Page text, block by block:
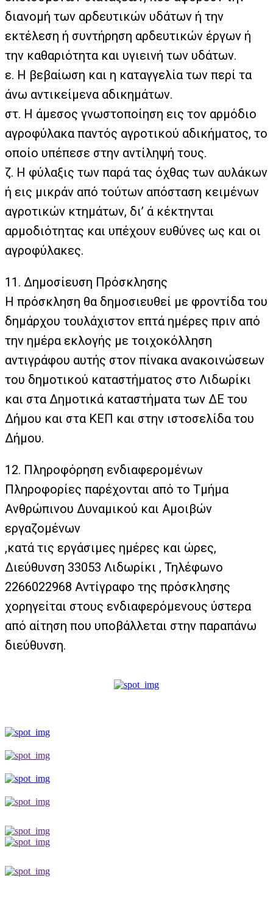
διανομή των αρδευτικών υδάτων ή την
εκτέλεση ή συντήρηση αρδευτικών έργων ή
την καθαριότητα και υγιεινή των υδάτων.
ε. Η βεβαίωση και η καταγγελία των περί τα
άνω αντικείμενα αδικημάτων.
στ. Η άμεσος γνωστοποίηση εις τον αρμόδιο
αγροφύλακα παντός αγροτικού αδικήματος, το
οποίο υπέπεσε στην αντίληψή τους.
ζ. Η φύλαξις των παρά τας όχθας των αυλάκων
ή εις μικράν από τούτων απόσταση κειμένων
αγροτικών κτημάτων, δι’ ά κέκτηνται
αρμοδιότητας και υπέχουν ευθύνες ως και οι
αγροφύλακες.
11. Δημοσίευση Πρόσκλησης
Η πρόσκληση θα δημοσιευθεί με φροντίδα του
δημάρχου τουλάχιστον επτά ημέρες πριν από
την ημέρα εκλογής με τοιχοκόλληση
αντιγράφου αυτής στον πίνακα ανακοινώσεων
του δημοτικού καταστήματος στο Λιδωρίκι
και στα Δημοτικά καταστήματα των ΔΕ του
Δήμου και στα ΚΕΠ και στην ιστοσελίδα του
Δήμου.
12. Πληροφόρηση ενδιαφερομένων
Πληροφορίες παρέχονται από το Τμήμα
Ανθρώπινου Δυναμικού και Αμοιβών
εργαζομένων
,κατά τις εργάσιμες ημέρες και ώρες,
Διεύθυνση 33053 Λιδωρίκι , Τηλέφωνο
2266022968 Αντίγραφο της πρόσκλησης
χορηγείται στους ενδιαφερόμενους ύστερα
από αίτηση που υποβάλλεται στην παραπάνω
διεύθυνση.